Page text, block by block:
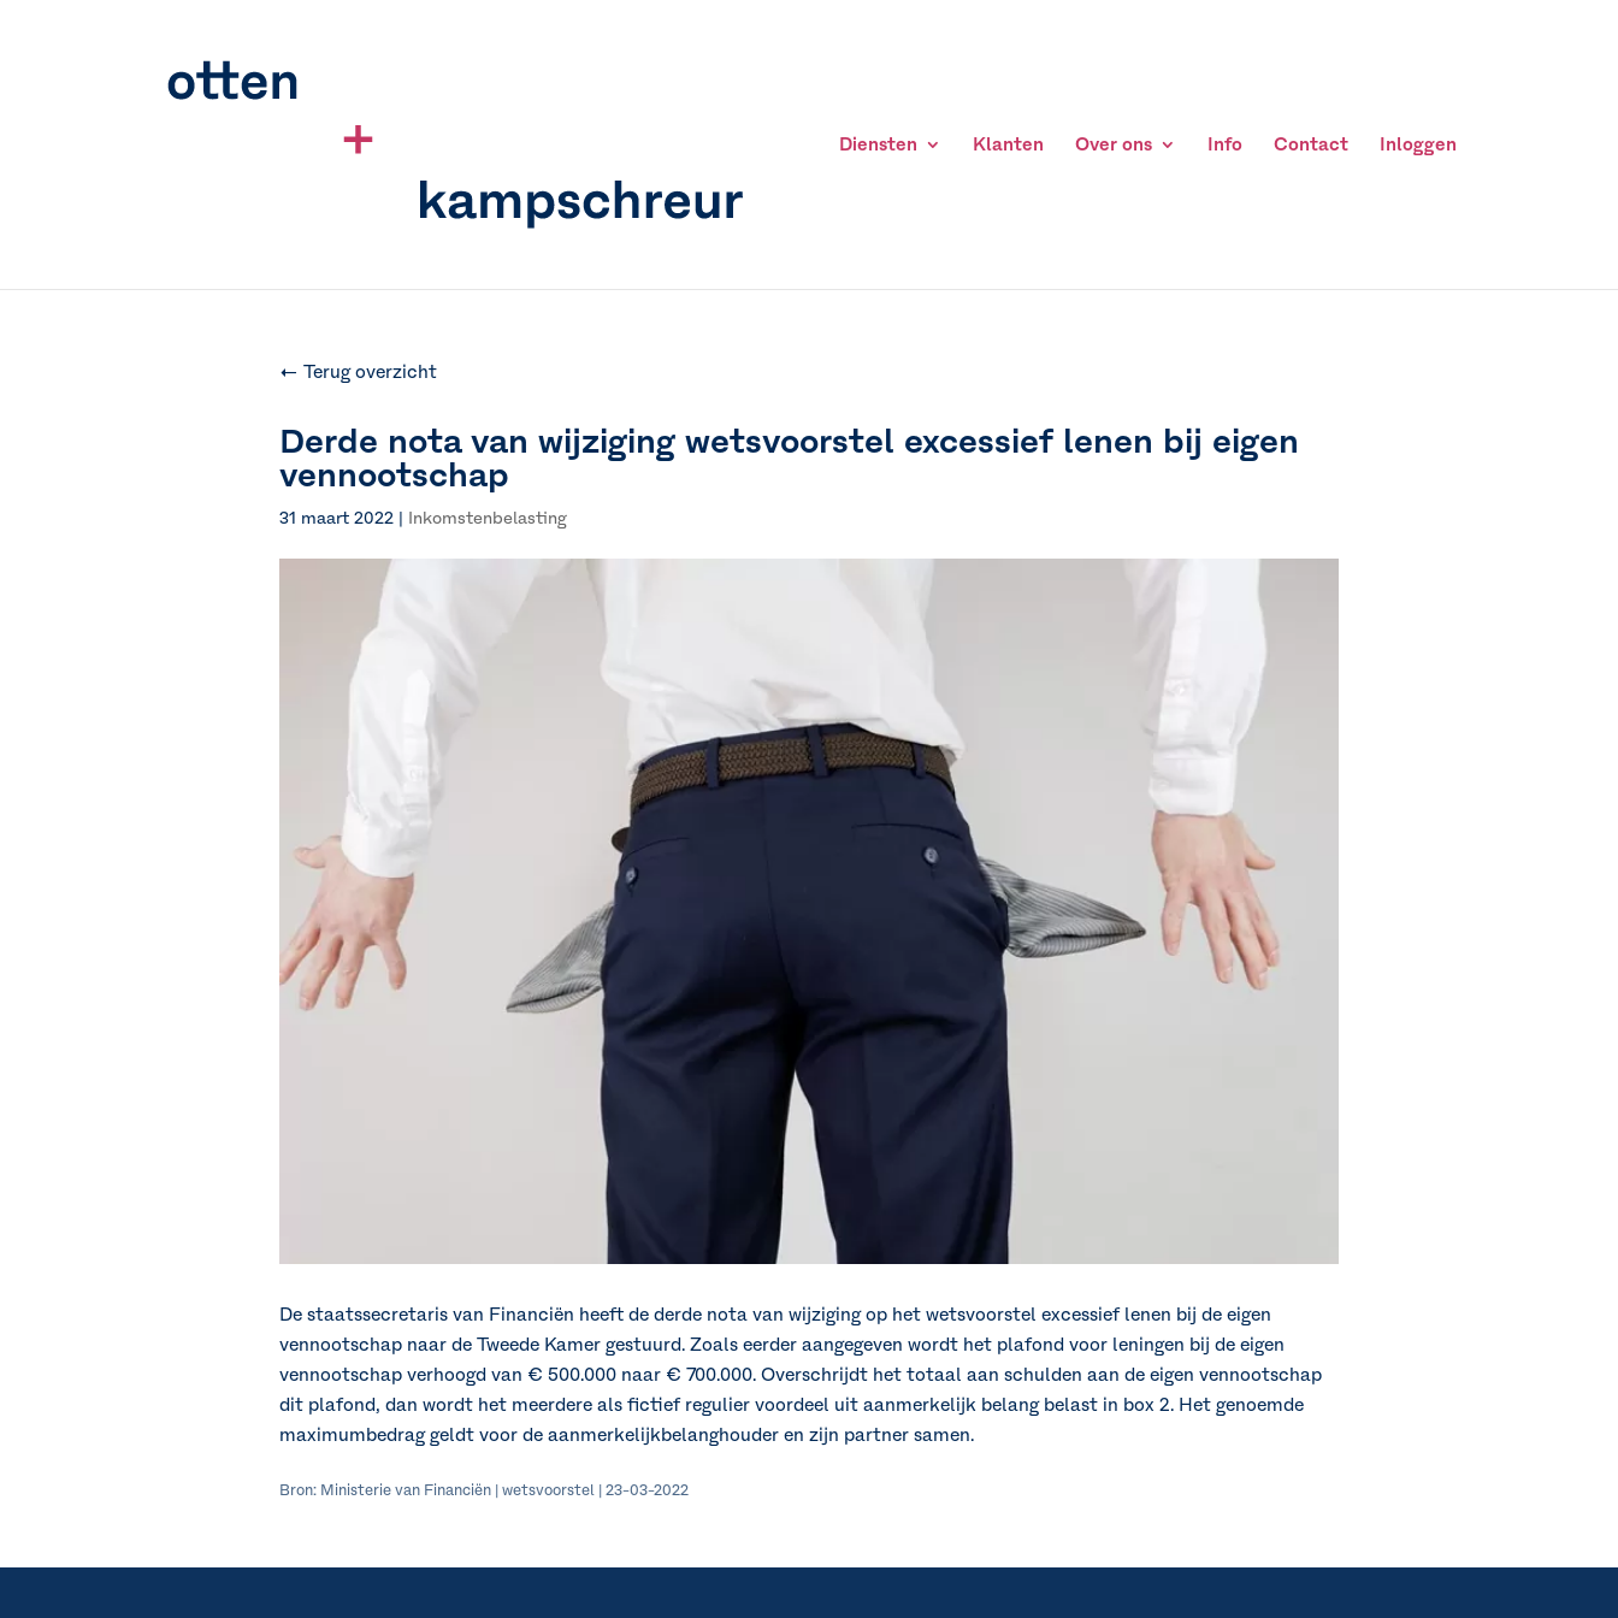
Diensten Klanten Over ons Info Contact Inloggen
← Terug overzicht
Derde nota van wijziging wetsvoorstel excessief lenen bij eigen
vennootschap
31 maart 2022 | Inkomstenbelasting
De staatssecretaris van Financiën heeft de derde nota van wijziging op het wetsvoorstel excessief lenen bij de eigen
vennootschap naar de Tweede Kamer gestuurd. Zoals eerder aangegeven wordt het plafond voor leningen bij de eigen
vennootschap verhoogd van € 500.000 naar € 700.000. Overschrijdt het totaal aan schulden aan de eigen vennootschap
dit plafond, dan wordt het meerdere als fictief regulier voordeel uit aanmerkelijk belang belast in box 2. Het genoemde
maximumbedrag geldt voor de aanmerkelijkbelanghouder en zijn partner samen.
Bron: Ministerie van Financiën | wetsvoorstel | 23-03-2022